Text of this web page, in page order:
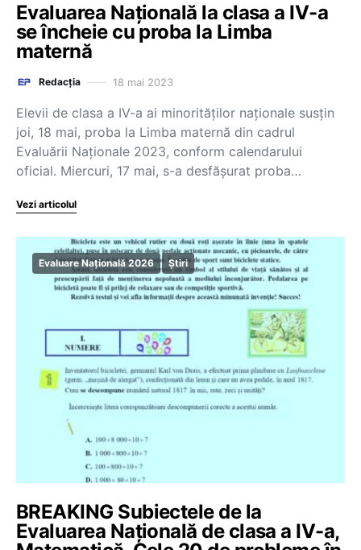
Evaluarea Națională la clasa a IV-a
se încheie cu proba la Limba
maternă
Redacția 18 mai 2023
Elevii de clasa a IV-a ai minorităților naționale susțin
joi, 18 mai, proba la Limba maternă din cadrul
Evaluării Naționale 2023, conform calendarului
oficial. Miercuri, 17 mai, s-a desfășurat proba…
Vezi articolul
Evaluare Națională 2026 Știri
BREAKING Subiectele de la
Evaluarea Națională de clasa a IV-a,